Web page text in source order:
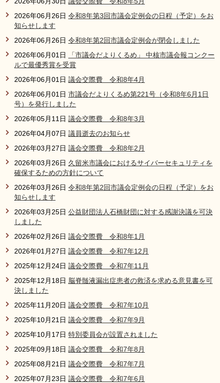
リンク集
RSS プライバシーポリシー
サイトについて
閉じる
2026年06月26日 令和8年第3回市議会定例会の日程（予定）をお
知らせします
2026年06月26日 令和8年第2回市議会定例会が閉会しました
2026年06月01日
「市議会だよりくるめ」 中核市議会報コンクー
ルで最優秀賞を受賞
2026年06月01日 議会交際費 令和8年4月
2026年06月01日 市議会だよりくるめ第221号（令和8年6月1日
号）を発行しました
2026年05月11日 議会交際費 令和8年3月
2026年04月07日 議員逝去のお知らせ
2026年03月27日 議会交際費 令和8年2月
2026年03月26日 久留米市議会におけるサイバーセキュリティを
確保するための方針について
2026年03月26日 令和8年第2回市議会定例会の日程（予定）をお
知らせします
2026年03月25日 公益財団法人石橋財団に対する感謝決議を可決
しました
2026年02月26日 議会交際費 令和8年1月
2026年01月27日 議会交際費 令和7年12月
2025年12月24日 議会交際費 令和7年11月
2025年12月18日 脳脊髄液漏出症患者の救済を求める意見書を可
決しました
2025年11月20日 議会交際費 令和7年10月
2025年10月21日 議会交際費 令和7年9月
2025年10月17日 特別委員会が設置されました
2025年09月18日 議会交際費 令和7年8月
2025年08月21日 議会交際費 令和7年7月
2025年07月23日 議会交際費 令和7年6月